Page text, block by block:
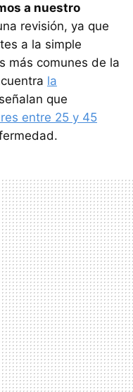
a nuestro
revisión, ya que
a la simple
más comunes de la
la
que
entre 25 y 45